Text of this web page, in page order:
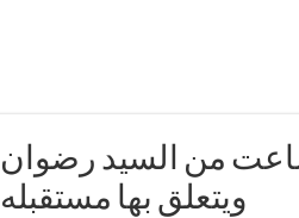
من السيد رضوان
ويتعلق بها مستقبله